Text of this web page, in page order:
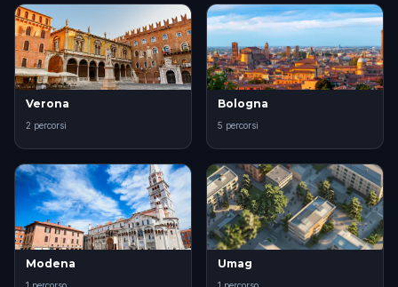
Verona
2 percorsi
Bologna
5 percorsi
Modena Umag